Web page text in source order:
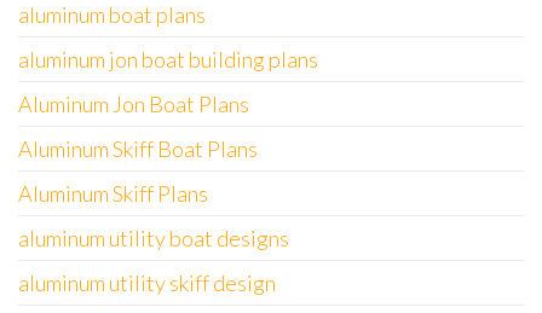
aluminum boat plans
aluminum jon boat building plans
Aluminum Jon Boat Plans
Aluminum Skiff Boat Plans
Aluminum Skiff Plans
aluminum utility boat designs
aluminum utility skiff design